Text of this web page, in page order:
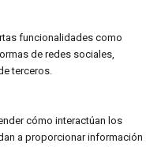
funcionalidades como
de redes sociales,
terceros.
cómo interactúan los
a proporcionar información